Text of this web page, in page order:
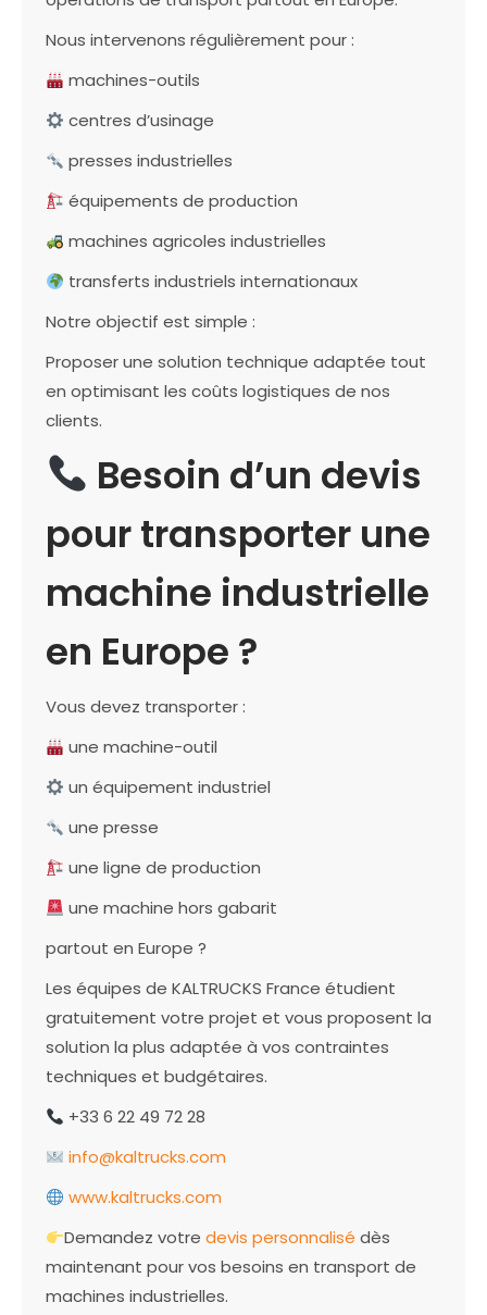
Nous intervenons régulièrement pour :
machines-outils
centres d’usinage
presses industrielles
équipements de production
machines agricoles industrielles
transferts industriels internationaux
Notre objectif est simple :
Proposer une solution technique adaptée tout
en optimisant les coûts logistiques de nos
clients.
Besoin d’un devis
pour transporter une
machine industrielle
en Europe ?
Vous devez transporter :
une machine-outil
un équipement industriel
une presse
une ligne de production
une machine hors gabarit
partout en Europe ?
Les équipes de KALTRUCKS France étudient
gratuitement votre projet et vous proposent la
solution la plus adaptée à vos contraintes
techniques et budgétaires.
+33 6 22 49 72 28
info@kaltrucks.com
www.kaltrucks.com
Demandez votredevis personnalisé dès
maintenant pour vos besoins en transport de
machines industrielles.